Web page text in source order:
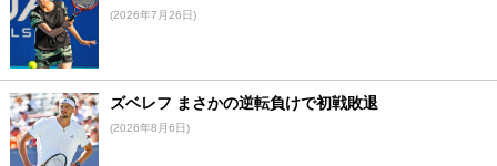
(2026年7月26日)
ズベレフ まさかの逆転負けで初戦敗退
(2026年8月6日)